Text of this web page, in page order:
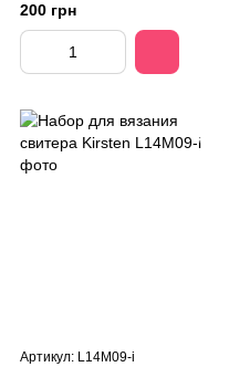
200 грн
Артикул: L14M09-i